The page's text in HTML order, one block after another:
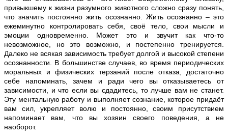
привыкшему к жизни разумного животного сложно сразу понять,
что значить постоянно жить осознанно. Жить осознанно – это
ежеминутно контролировать себя, своё тело, свои мысли и
эмоции одновременно. Может это и звучит как что-то
невозможное, но это возможно, и постепенно тренируется.
Далеко не всякая зависимость требует долгой и высокой степени
осознанности. В большинстве случаев, во время периодических
моральных и физических терзаний после отказа, достаточно
себе напоминать, зачем и ради чего вы отказываетесь от
зависимости, и что если вы сдадитесь, то лучше вам не станет.
Эту ментальную работу и выполняет сознание, которое придаёт
вам сил, укрепляет волю и постоянно, своим присутствием
напоминает вам, что вы хозяин своего поведения, а не
наоборот.